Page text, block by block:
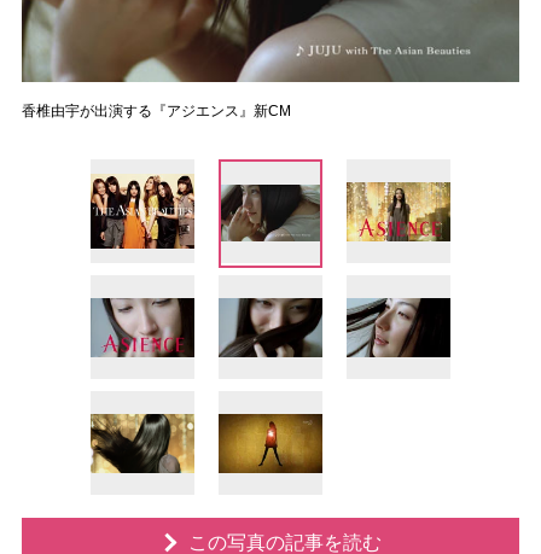
香椎由宇が出演する『アジエンス』新CM
この写真の記事を読む